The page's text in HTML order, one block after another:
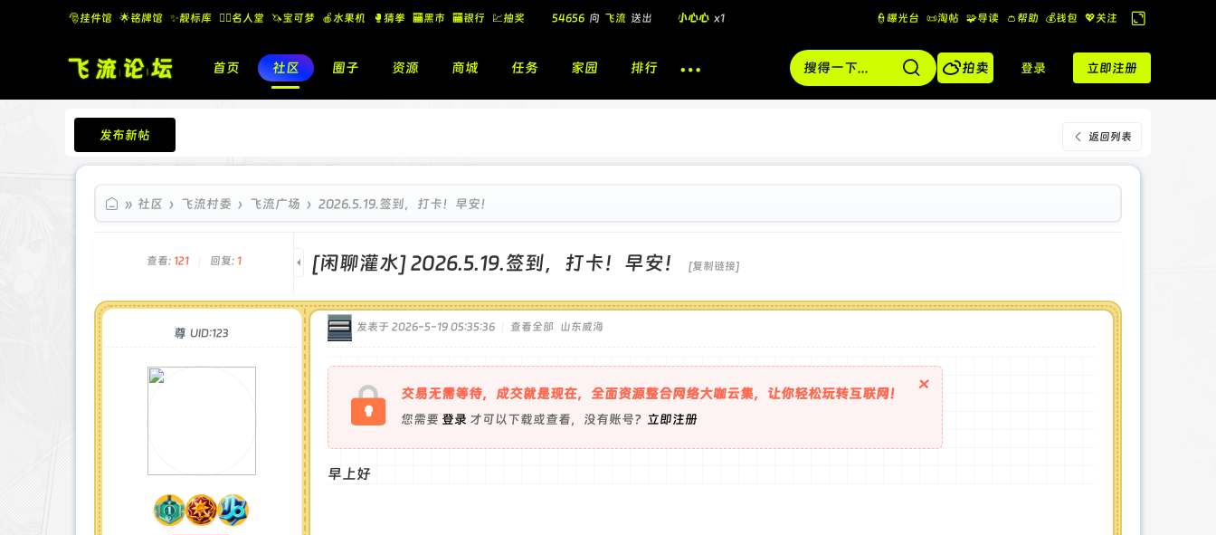
🎅挂件馆 🌟铭牌馆 ✨️靓标库 🧚‍♂️名人堂 🦄宝可梦 🍎水果机 🥊猜拳 🏧黑市 🏧银行 💹抽奖
🎁
54656 向 飞流 送出 小心心 x1
飞流 向 北 酷盖墨镜
飞流 向 北 送出 小心心 x1
👮曝光台 📜淘帖 🧩导读 👛帮助 💰️钱包 💖关注
换
到
宽
版
首页 社区 圈子 资源 商城 任务 家园 排行 拍卖 登录 立即注册
返回列表
发布新帖
飞流论坛
» 社区 › 飞流村委 › 飞流广场 › 2026.5.19.签到，打卡！早安！
查看: 121 回复: 1 [闲聊灌水]2026.5.19.签到，打卡！早安！ [复制链接]
尊 UID:123 发表于 2026-5-19 05:35:36 查看全部 山东威海
交易无需等待，成交就是现在，全面资源整合网络大咖云集，让你轻松玩转互联网！
您需要 登录 才可以下载或查看，没有账号？ 立即注册
×
早上好